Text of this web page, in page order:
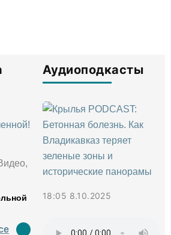
Аудиоподкасты
18:05 8.10.2025